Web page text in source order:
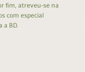
fim, atreveu-se na
com especial
a BD.